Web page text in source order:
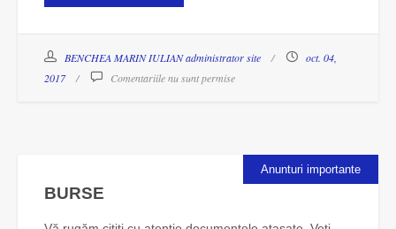
BENCHEA MARIN IULIAN administrator site
oct. 04,
2017
Comentariile nu sunt permise
Anunturi importante
BURSE